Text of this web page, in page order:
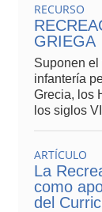
RECURSO
GRIEGA
Suponen el
infantería
Grecia, los
los siglos
ARTÍCULO
La
como
del